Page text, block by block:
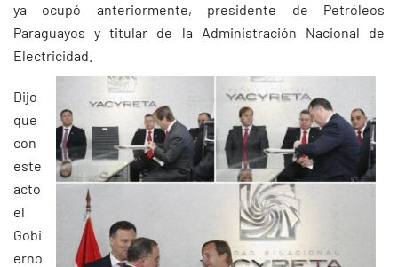
ya ocupó anteriormente, presidente de Petróleos
Paraguayos y titular de la Administración Nacional de
Electricidad.
Dijo
que
con
este
acto
el
Gobi
erno